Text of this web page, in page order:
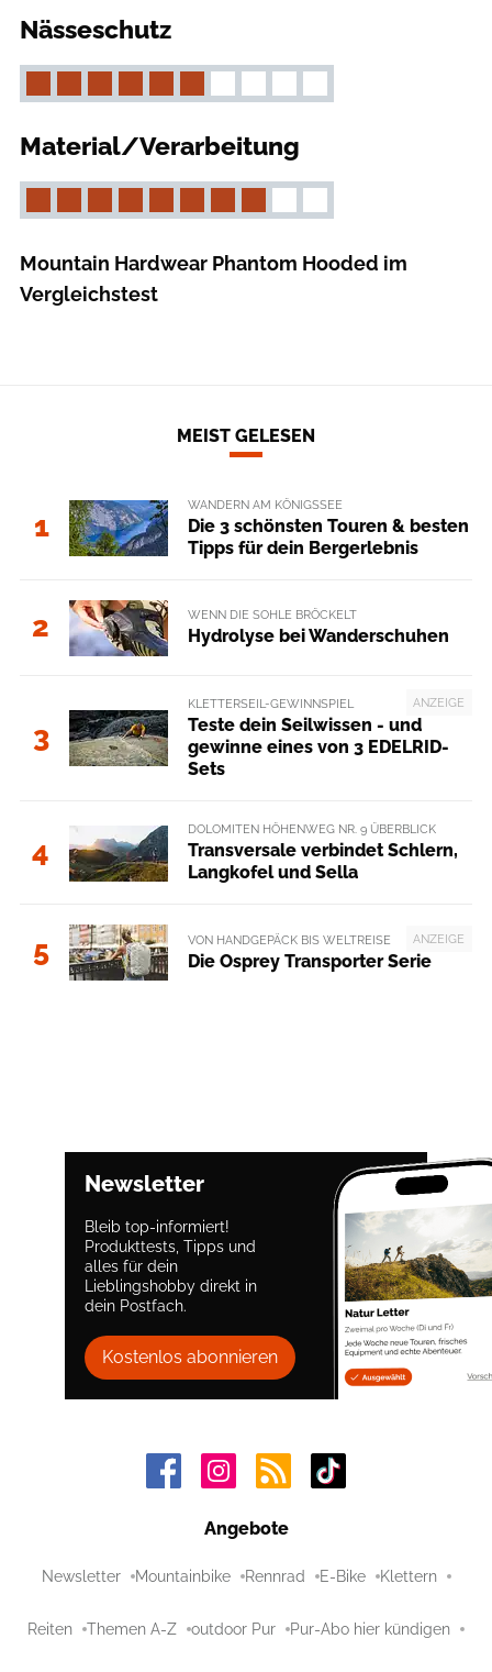
Nässeschutz
Material/Verarbeitung
Mountain Hardwear Phantom Hooded im
Vergleichstest
MEIST GELESEN
1
WANDERN AM KÖNIGSSEE
Die 3 schönsten Touren & besten
Tipps für dein Bergerlebnis
2 WENN DIE SOHLE BRÖCKELT
Hydrolyse bei Wanderschuhen
3
ANZEIGE
KLETTERSEIL-GEWINNSPIEL
Teste dein Seilwissen - und
gewinne eines von 3 EDELRID-
Sets
4
DOLOMITEN HÖHENWEG NR. 9 ÜBERBLICK
Transversale verbindet Schlern,
Langkofel und Sella
5 ANZEIGE
VON HANDGEPÄCK BIS WELTREISE
Die Osprey Transporter Serie
Newsletter
Bleib top-informiert!
Produkttests, Tipps und
alles für dein
Lieblingshobby direkt in
dein Postfach.
Kostenlos abonnieren
Angebote
Newsletter Mountainbike Rennrad E-Bike Klettern
Reiten Themen A-Z outdoor Pur Pur-Abo hier kündigen